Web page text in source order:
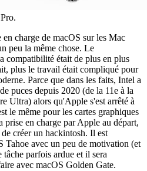
charge de macOS sur les Mac
peu la même chose. Le
compatibilité était de plus en plus
plus le travail était compliqué pour
Parce que dans les faits, Intel a
puces depuis 2020 (de la 11e à la
Ultra) alors qu'Apple s'est arrêté à
le même pour les cartes graphiques
prise en charge par Apple au départ,
créer un hackintosh. Il est
Tahoe avec un peu de motivation (et
parfois ardue et il sera
avec macOS Golden Gate.